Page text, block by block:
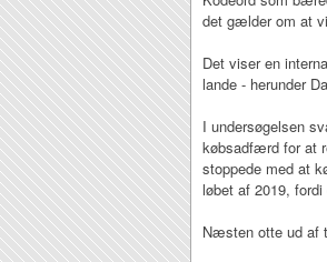
det gælder om at
Det viser en
lande - herunder
I undersøgelsen
købsadfærd for at
stoppede med at
løbet af 2019,
Næsten otte ud af